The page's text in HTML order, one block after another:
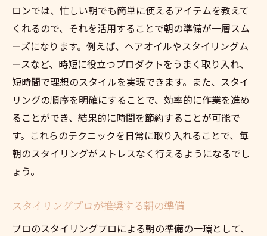
ロンでは、忙しい朝でも簡単に使えるアイテムを教えて
くれるので、それを活用することで朝の準備が一層スム
ーズになります。例えば、ヘアオイルやスタイリングム
ースなど、時短に役立つプロダクトをうまく取り入れ、
短時間で理想のスタイルを実現できます。また、スタイ
リングの順序を明確にすることで、効率的に作業を進め
ることができ、結果的に時間を節約することが可能で
す。これらのテクニックを日常に取り入れることで、毎
朝のスタイリングがストレスなく行えるようになるでし
ょう。
スタイリングプロが推奨する朝の準備
プロのスタイリングプロによる朝の準備の一環として、